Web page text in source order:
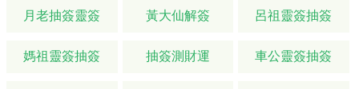
月老抽簽靈簽 黃大仙解簽 呂祖靈簽抽簽
媽祖靈簽抽簽 抽簽測財運 車公靈簽抽簽